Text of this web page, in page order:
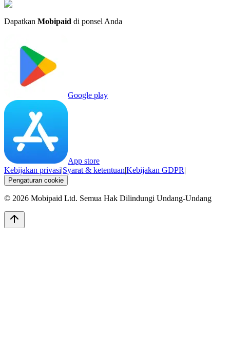
Dapatkan Mobipaid di ponsel Anda
Google play
App store
Kebijakan privasi|Syarat & ketentuan|Kebijakan GDPR|
Pengaturan cookie
© 2026 Mobipaid Ltd. Semua Hak Dilindungi Undang-Undang